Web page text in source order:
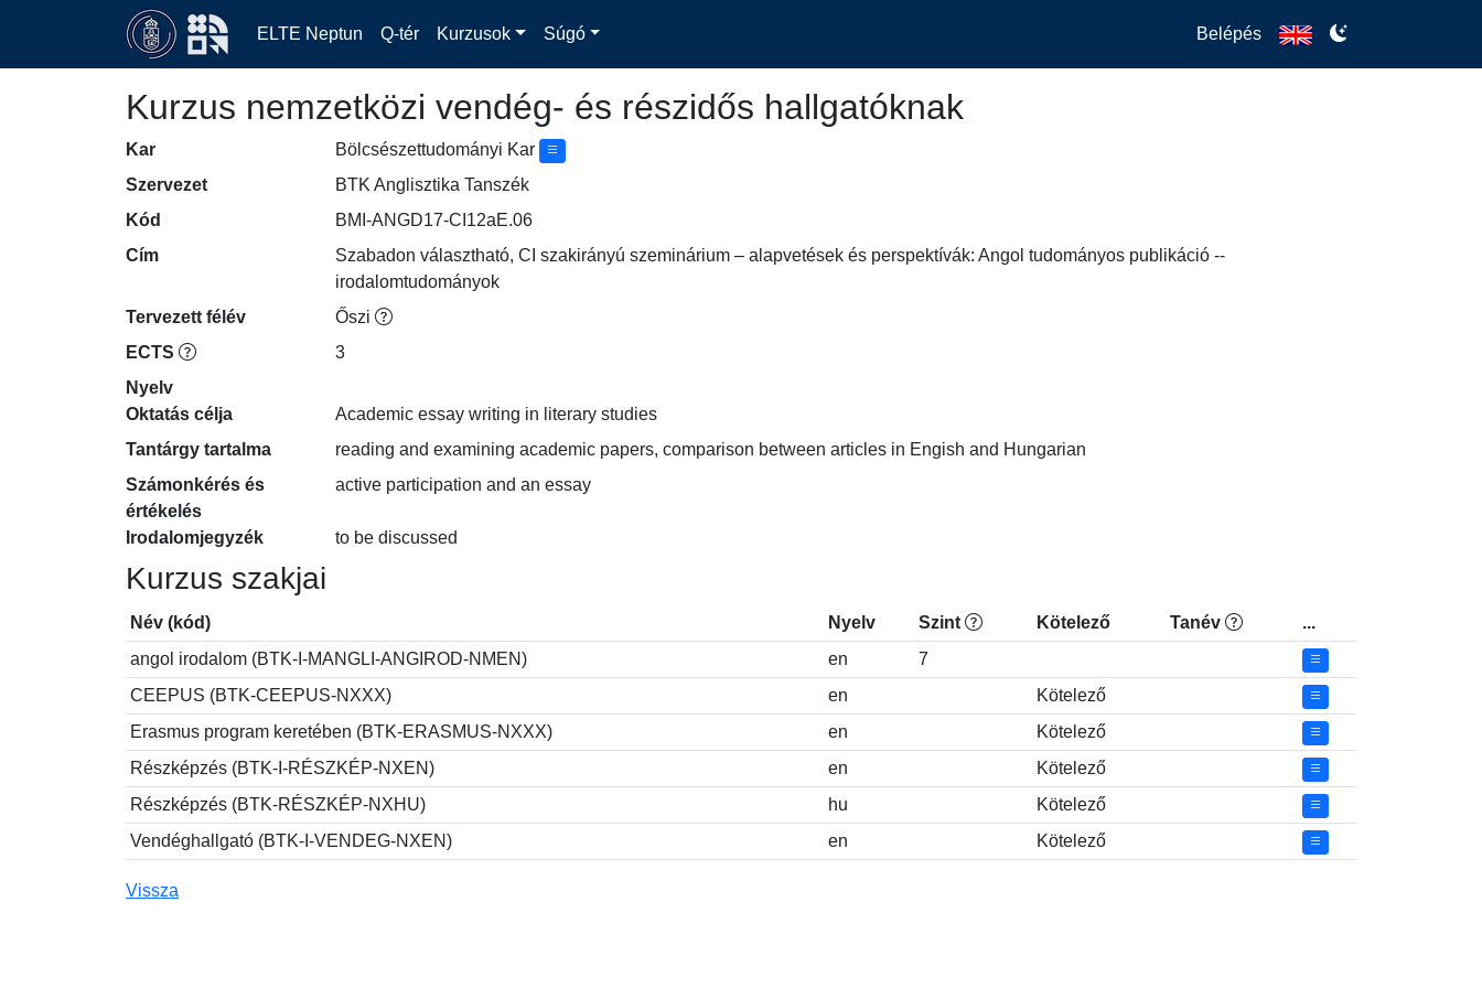
ELTE Neptun Q-tér Kurzusok Súgó Belépés
Kurzus nemzetközi vendég- és részidős hallgatóknak
Kar
Bölcsészettudományi Kar
Szervezet
BTK Anglisztika Tanszék
Kód
BMI-ANGD17-CI12aE.06
Cím
Szabadon választható, CI szakirányú szeminárium – alapvetések és perspektívák: Angol tudományos publikáció --
irodalomtudományok
Tervezett félév
Őszi
ECTS
3
Nyelv
Oktatás célja
Academic essay writing in literary studies
Tantárgy tartalma
reading and examining academic papers, comparison between articles in Engish and Hungarian
Számonkérés és
értékelés
active participation and an essay
Irodalomjegyzék to be discussed
Kurzus szakjai
Név (kód) Nyelv Szint Kötelező Tanév
...
angol irodalom (BTK-I-MANGLI-ANGIROD-NMEN)
en
7
CEEPUS (BTK-CEEPUS-NXXX)
en
Kötelező
Erasmus program keretében (BTK-ERASMUS-NXXX)
en
Kötelező
Részképzés (BTK-I-RÉSZKÉP-NXEN)
en
Kötelező
Részképzés (BTK-RÉSZKÉP-NXHU)
hu
Kötelező
Vendéghallgató (BTK-I-VENDEG-NXEN)
en Kötelező
Vissza